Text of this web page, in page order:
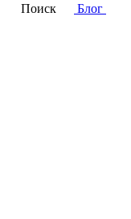
Поиск
Блог